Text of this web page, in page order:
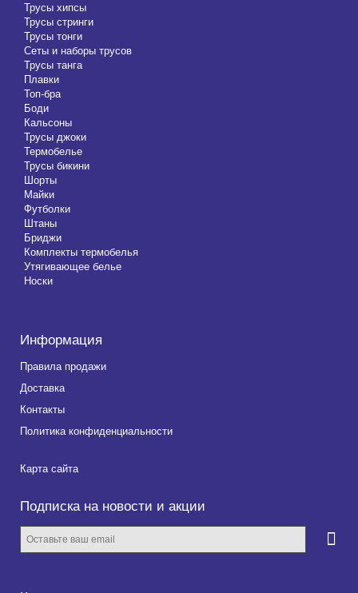
Трусы хипсы
Трусы стринги
Трусы тонги
Сеты и наборы трусов
Трусы танга
Плавки
Топ-бра
Боди
Кальсоны
Трусы джоки
Термобелье
Трусы бикини
Шорты
Майки
Футболки
Штаны
Бриджи
Комплекты термобелья
Утягивающее белье
Носки
Информация
Правила продажи
Доставка
Контакты
Политика конфиденциальности
Карта сайта
Подписка на новости и акции